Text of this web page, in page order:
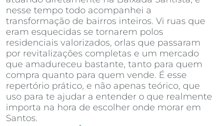
nesse tempo todo acompanhei a
transformação de bairros inteiros. Vi ruas que
eram esquecidas se tornarem polos
residenciais valorizados, orlas que passaram
por revitalizações completas e um mercado
que amadureceu bastante, tanto para quem
compra quanto para quem vende. É esse
repertório prático, e não apenas teórico, que
uso para te ajudar a entender o que realmente
importa na hora de escolher onde morar em
Santos.